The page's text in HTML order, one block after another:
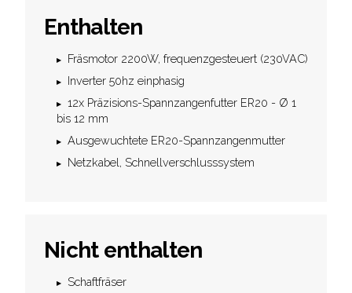
Enthalten
Fräsmotor 2200W, frequenzgesteuert (230VAC)
Inverter 50hz einphasig
12x Präzisions-Spannzangenfutter ER20 - Ø 1
bis 12 mm
Ausgewuchtete ER20-Spannzangenmutter
Netzkabel, Schnellverschlusssystem
Nicht enthalten
Schaftfräser